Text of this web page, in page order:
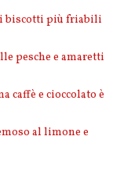
biscotti più friabili
pesche e amaretti
caffè e cioccolato è
al limone e